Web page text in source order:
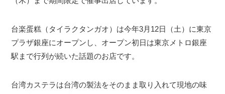
台楽蛋糕（タイラクタンガオ）は今年3月12日（土）に東京
プラザ銀座にオープンし、オープン初日は東京メトロ銀座
駅まで行列が続いた話題のお店です。
台湾カステラは台湾の製法をそのまま取り入れて現地の味